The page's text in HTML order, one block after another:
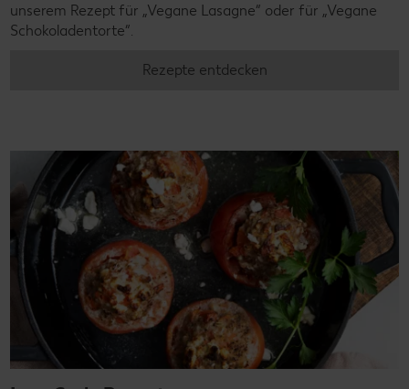
unserem Rezept für „Vegane Lasagne“ oder für „Vegane
Schokoladentorte“.
Rezepte entdecken